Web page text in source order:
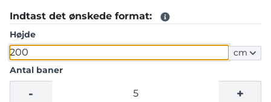
Indtast det ønskede format:
Højde
cm
Antal baner
- +